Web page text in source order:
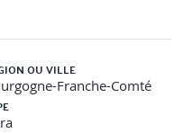
OU VILLE
Franche-Comté